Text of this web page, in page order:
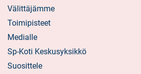
Välittäjämme
Toimipisteet
Medialle
Sp-Koti Keskusyksikkö
Suosittele